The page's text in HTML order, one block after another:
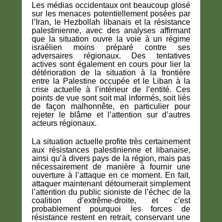
Les médias occidentaux ont beaucoup glosé
sur les menaces potentiellement posées par
l’Iran, le Hezbollah libanais et la résistance
palestinienne, avec des analyses affirmant
que la situation ouvre la voie à un régime
israélien moins préparé contre ses
adversaires régionaux. Des tentatives
actives sont également en cours pour lier la
détérioration de la situation à la frontière
entre la Palestine occupée et le Liban à la
crise actuelle à l’intérieur de l’entité. Ces
points de vue sont soit mal informés, soit liés
de façon malhonnête, en particulier pour
rejeter le blâme et l’attention sur d’autres
acteurs régionaux.
La situation actuelle profite très certainement
aux résistances palestinienne et libanaise,
ainsi qu’à divers pays de la région, mais pas
nécessairement de manière à fournir une
ouverture à l’attaque en ce moment. En fait,
attaquer maintenant détournerait simplement
l’attention du public sioniste de l’échec de la
coalition d’extrême-droite, et c’est
probablement pourquoi les forces de
résistance restent en retrait, conservant une